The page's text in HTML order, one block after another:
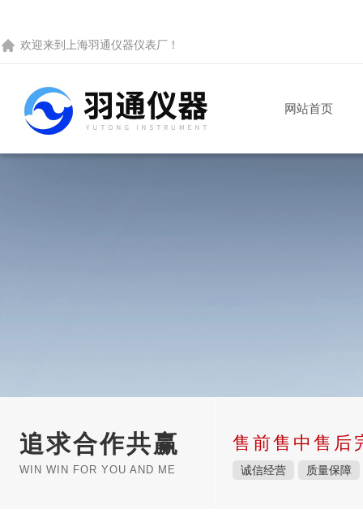
欢迎来到 上海羽通仪器仪表厂 ！
网站首页
追求合作共赢
WIN WIN FOR YOU AND ME
售前售中售后
诚信经营 质量保障